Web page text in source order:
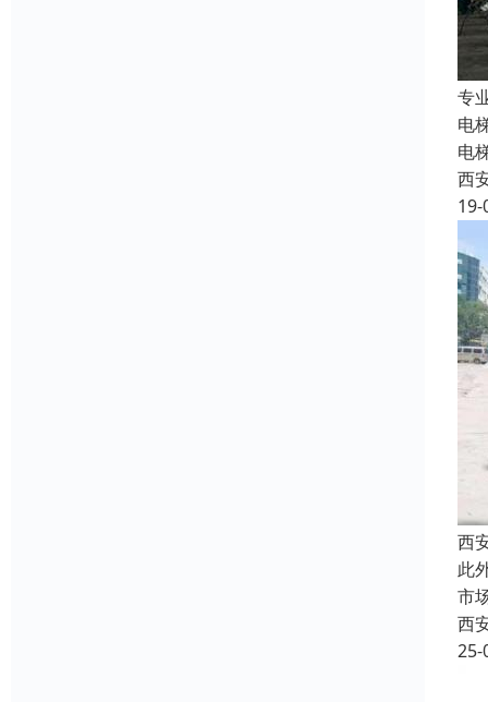
专
电
电
西
19-
西
此
市
西
25-